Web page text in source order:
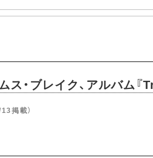
ス・ブレイク、アルバム
掲載）